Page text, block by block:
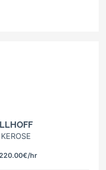
220.00€/hr